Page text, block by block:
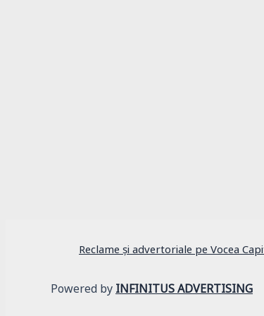
Reclame și advertoriale pe Vocea
Powered byINFINITUS ADVERTISING